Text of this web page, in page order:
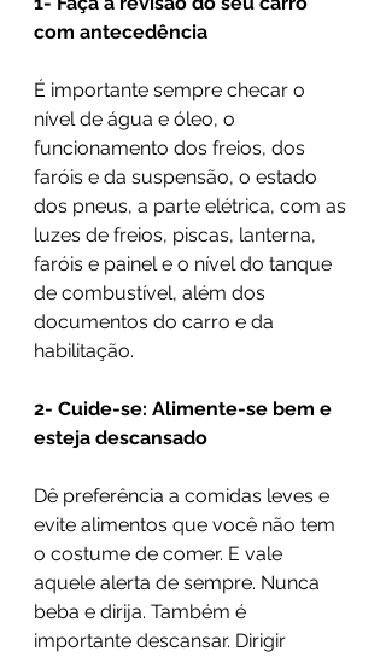
com antecedência
É importante sempre checar o
nível de água e óleo, o
funcionamento dos freios, dos
faróis e da suspensão, o estado
dos pneus, a parte elétrica, com as
luzes de freios, piscas, lanterna,
faróis e painel e o nível do tanque
de combustível, além dos
documentos do carro e da
habilitação.
2- Cuide-se: Alimente-se bem e
esteja descansado
Dê preferência a comidas leves e
evite alimentos que você não tem
o costume de comer. E vale
aquele alerta de sempre. Nunca
beba e dirija. Também é
importante descansar. Dirigir